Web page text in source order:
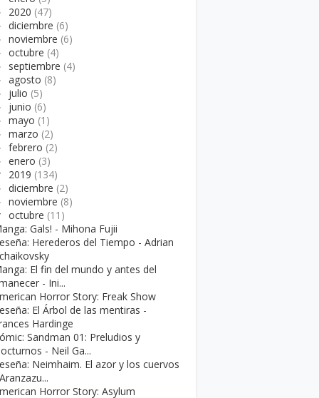
2020 (47)
diciembre (6)
noviembre (6)
octubre (4)
septiembre (4)
agosto (8)
julio (5)
junio (6)
mayo (1)
marzo (2)
febrero (2)
enero (3)
2019 (134)
diciembre (2)
noviembre (8)
octubre (11)
Gals! - Mihona Fujii
Herederos del Tiempo - Adrian
El fin del mundo y antes del
- Ini...
Horror Story: Freak Show
El Árbol de las mentiras -
Hardinge
Sandman 01: Preludios y
- Neil Ga...
Neimhaim. El azor y los cuervos
Horror Story: Asylum